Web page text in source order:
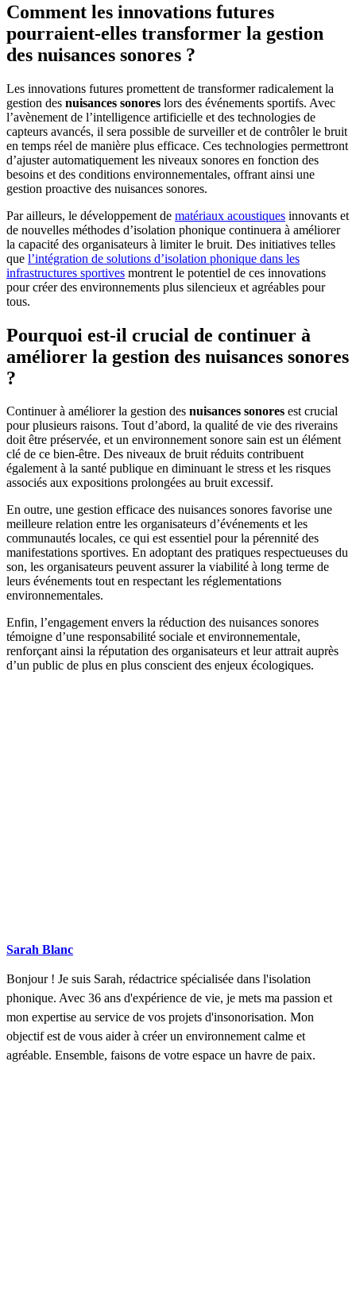
Comment les innovations futures
pourraient-elles transformer la gestion
des nuisances sonores ?
Les innovations futures promettent de transformer radicalement la
gestion des nuisances sonores lors des événements sportifs. Avec
l’avènement de l’intelligence artificielle et des technologies de
capteurs avancés, il sera possible de surveiller et de contrôler le bruit
en temps réel de manière plus efficace. Ces technologies permettront
d’ajuster automatiquement les niveaux sonores en fonction des
besoins et des conditions environnementales, offrant ainsi une
gestion proactive des nuisances sonores.
Par ailleurs, le développement de matériaux acoustiques innovants et
de nouvelles méthodes d’isolation phonique continuera à améliorer
la capacité des organisateurs à limiter le bruit. Des initiatives telles
que l’intégration de solutions d’isolation phonique dans les
infrastructures sportives montrent le potentiel de ces innovations
pour créer des environnements plus silencieux et agréables pour
tous.
Pourquoi est-il crucial de continuer à
améliorer la gestion des nuisances sonores
?
Continuer à améliorer la gestion des nuisances sonores est crucial
pour plusieurs raisons. Tout d’abord, la qualité de vie des riverains
doit être préservée, et un environnement sonore sain est un élément
clé de ce bien-être. Des niveaux de bruit réduits contribuent
également à la santé publique en diminuant le stress et les risques
associés aux expositions prolongées au bruit excessif.
En outre, une gestion efficace des nuisances sonores favorise une
meilleure relation entre les organisateurs d’événements et les
communautés locales, ce qui est essentiel pour la pérennité des
manifestations sportives. En adoptant des pratiques respectueuses du
son, les organisateurs peuvent assurer la viabilité à long terme de
leurs événements tout en respectant les réglementations
environnementales.
Enfin, l’engagement envers la réduction des nuisances sonores
témoigne d’une responsabilité sociale et environnementale,
renforçant ainsi la réputation des organisateurs et leur attrait auprès
d’un public de plus en plus conscient des enjeux écologiques.
Sarah Blanc
Bonjour ! Je suis Sarah, rédactrice spécialisée dans l'isolation
phonique. Avec 36 ans d'expérience de vie, je mets ma passion et
mon expertise au service de vos projets d'insonorisation. Mon
objectif est de vous aider à créer un environnement calme et
agréable. Ensemble, faisons de votre espace un havre de paix.